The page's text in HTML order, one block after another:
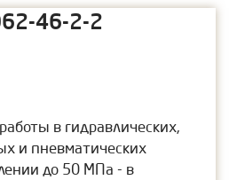
46-2-2
в гидравлических,
и пневматических
до 50 МПа - в